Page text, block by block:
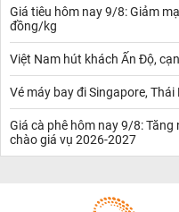
Giá tiêu hôm nay 9/8: Giảm
đồng/kg
Việt Nam hút khách Ấn Độ,
Vé máy bay đi Singapore,
Giá cà phê hôm nay 9/8:
chào giá vụ 2026-2027